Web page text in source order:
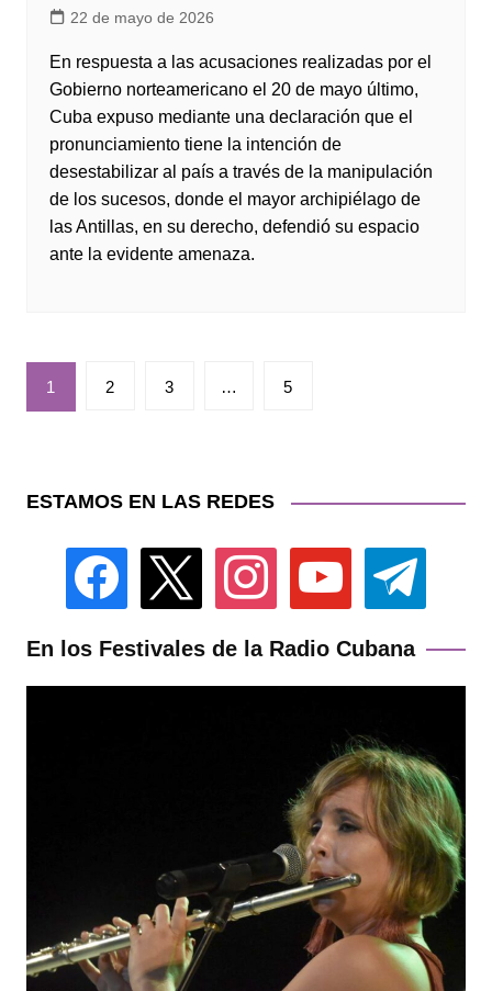
22 de mayo de 2026
En respuesta a las acusaciones realizadas por el
Gobierno norteamericano el 20 de mayo último,
Cuba expuso mediante una declaración que el
pronunciamiento tiene la intención de
desestabilizar al país a través de la manipulación
de los sucesos, donde el mayor archipiélago de
las Antillas, en su derecho, defendió su espacio
ante la evidente amenaza.
Paginación
de
1 2 3 … 5
ESTAMOS EN LAS REDES
facebook instagram youtube telegram
En los Festivales de la Radio Cubana